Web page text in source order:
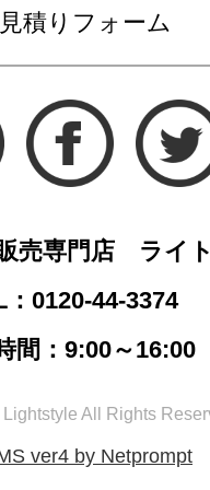
積りフォーム
売専門店 ライ
：0120-44-3374
間：9:00～16:00
All Rights
ver4 by Netprompt